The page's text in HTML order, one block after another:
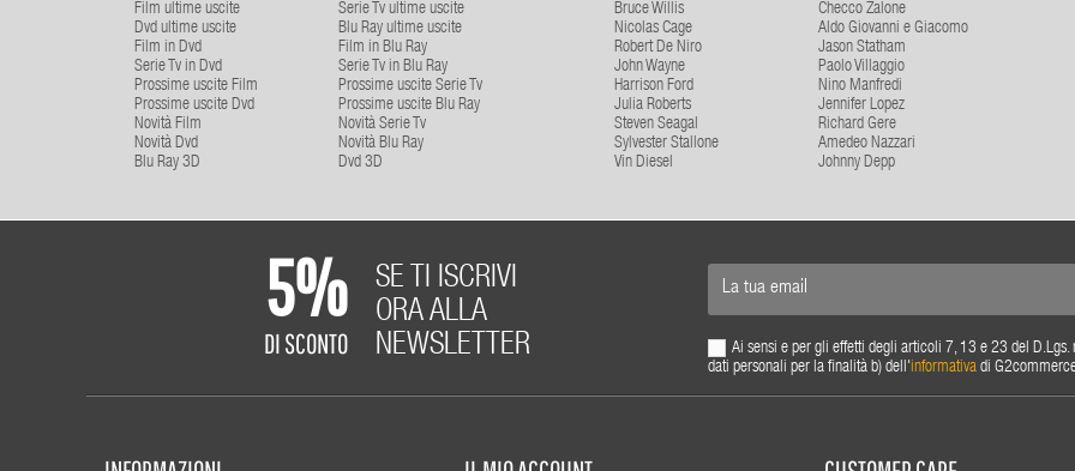
Film ultime uscite
Serie Tv ultime uscite
Dvd ultime uscite
Blu Ray ultime uscite
Film in Dvd
Film in Blu Ray
Serie Tv in Dvd
Serie Tv in Blu Ray
Prossime uscite Film
Prossime uscite Serie Tv
Prossime uscite Dvd
Prossime uscite Blu Ray
Novità Film
Novità Serie Tv
Novità Dvd
Novità Blu Ray
Blu Ray 3D
Dvd 3D
Bruce Willis
Checco Zalone
Nicolas Cage
Aldo Giovanni e Giacomo
Robert De Niro
Jason Statham
John Wayne
Paolo Villaggio
Harrison Ford
Nino Manfredi
Julia Roberts
Jennifer Lopez
Steven Seagal
Richard Gere
Sylvester Stallone
Amedeo Nazzari
Vin Diesel
Johnny Depp
5%
DI SCONTO
SE TI ISCRIVI
ORA ALLA
NEWSLETTER
Ai sensi e per gli effetti degli articoli 7, 13 e 23 del
dati personali per la finalità b) dell'informativadi